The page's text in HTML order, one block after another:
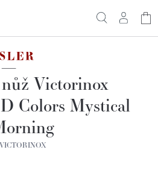
Victorinox
Colors Mystical
VICTORINOX